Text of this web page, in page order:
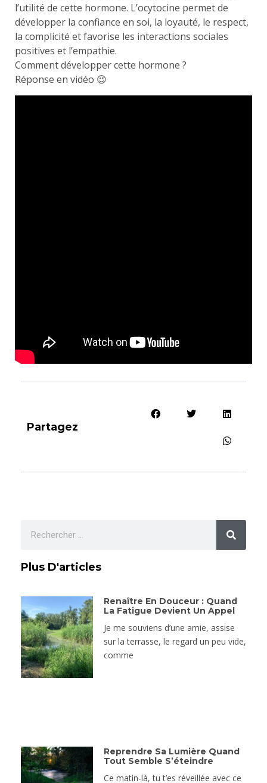
l’utilité de cette hormone. L’ocytocine permet de
développer la confiance en soi, la loyauté, le respect,
la complicité et favorise les interactions sociales
positives et l’empathie.
Comment développer cette hormone ?
Réponse en vidéo 😉
Partagez
Plus D'articles
Renaître En Douceur : Quand
La Fatigue Devient Un Appel
Je me souviens d’une amie, assise
sur la terrasse, le regard un peu vide,
comme
Reprendre Sa Lumière Quand
Tout Semble S’éteindre
Ce matin-là, tu t’es réveillée avec ce